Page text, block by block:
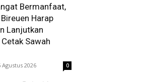
Bermanfaat,
Harap
Lanjutkan
Sawah
Agustus 2026 0